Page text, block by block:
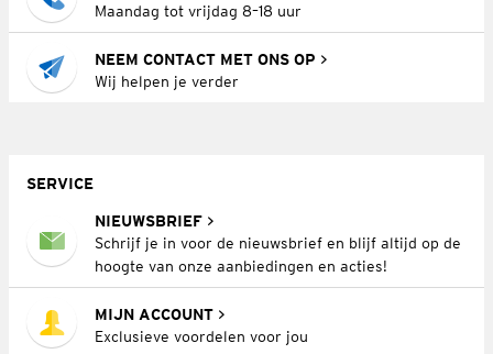
Maandag tot vrijdag 8–18 uur
NEEM CONTACT MET ONS OP
Wij helpen je verder
SERVICE
NIEUWSBRIEF
Schrijf je in voor de nieuwsbrief en blijf altijd op de
hoogte van onze aanbiedingen en acties!
MIJN ACCOUNT
Exclusieve voordelen voor jou